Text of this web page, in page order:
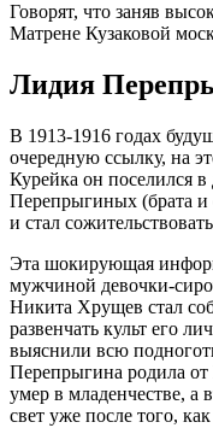
Говорят, что заняв
Матрене Кузаковой
Лидия
В 1913-1916 годах
очередную ссылку, на
Курейка он поселился
Перепрыгиных (брата и
и стал
Эта шокирующая
мужчиной девочки-
Никита Хрущев стал
развенчать культ его
выяснили всю
Перепрыгина родила
умер в младенчестве, а
свет уже после того,